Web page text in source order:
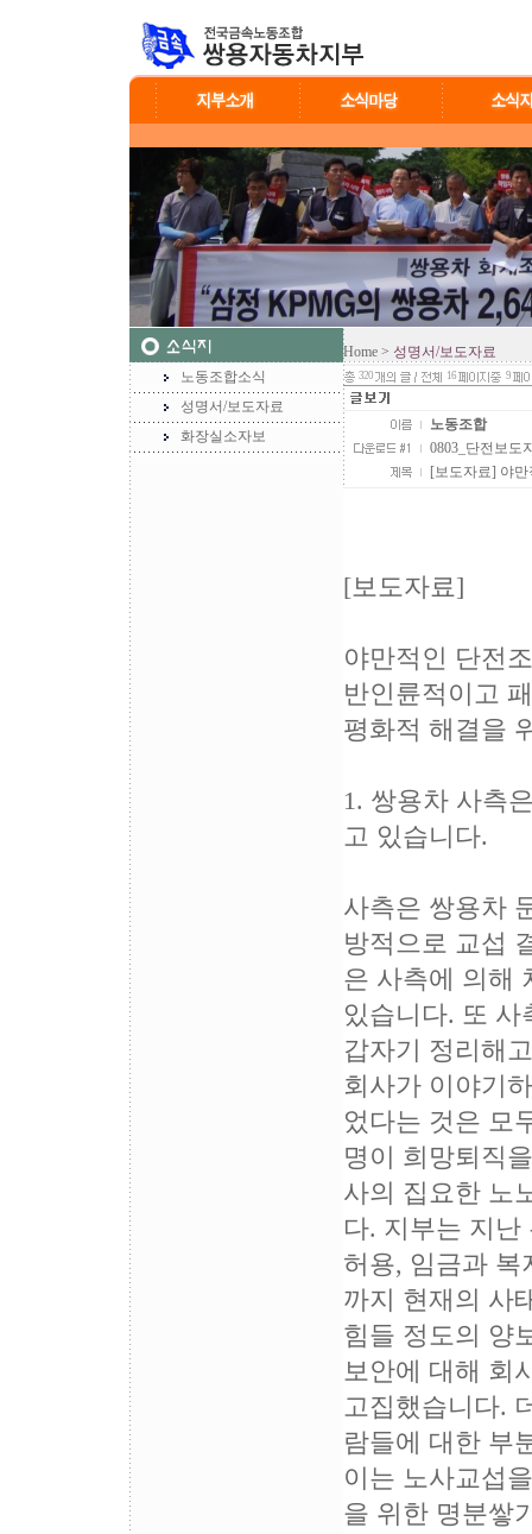
노동조합소식
성명서/보도자료
화장실소자보
Home > 성명서/보도자료
320 16 9
노동조합
0803_단전보도
[보도자료] 야
[보도자료]
야만적인 단전
반인륜적이고
평화적 해결을
1. 쌍용차 사측
고 있습니다.
사측은 쌍용차
방적으로 교섭
은 사측에 의해
있습니다. 또
갑자기 정리해
회사가 이야기
었다는 것은 모
명이 희망퇴직
사의 집요한 노
다. 지부는 지난
허용, 임금과 복
까지 현재의 사
힘들 정도의 양
보안에 대해 회
고집했습니다.
람들에 대한 부
이는 노사교섭
을 위한 명분쌓